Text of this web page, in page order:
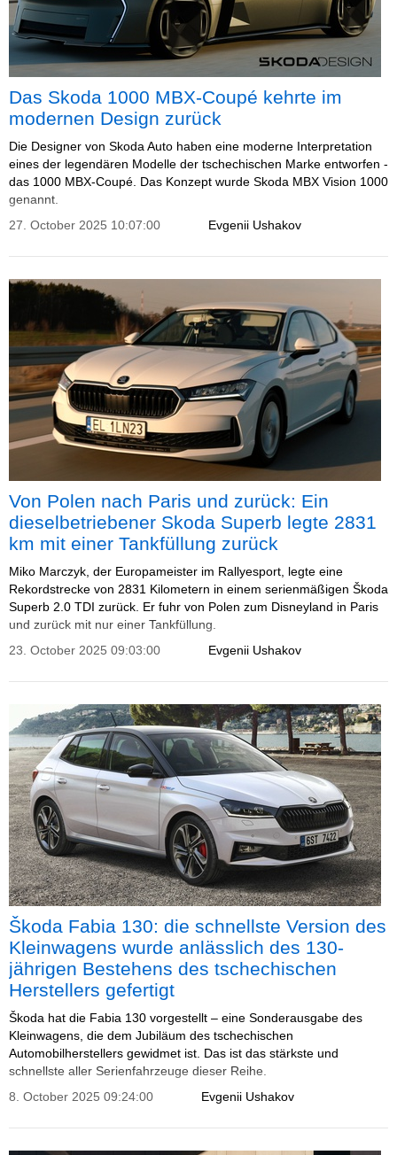
Das Skoda 1000 MBX-Coupé kehrte im
modernen Design zurück
Die Designer von Skoda Auto haben eine moderne Interpretation
eines der legendären Modelle der tschechischen Marke entworfen -
das 1000 MBX-Coupé. Das Konzept wurde Skoda MBX Vision 1000
genannt.
Evgenii Ushakov
27. October 2025 10:07:00
Von Polen nach Paris und zurück: Ein
dieselbetriebener Skoda Superb legte 2831
km mit einer Tankfüllung zurück
Miko Marczyk, der Europameister im Rallyesport, legte eine
Rekordstrecke von 2831 Kilometern in einem serienmäßigen Škoda
Superb 2.0 TDI zurück. Er fuhr von Polen zum Disneyland in Paris
und zurück mit nur einer Tankfüllung.
Evgenii Ushakov
23. October 2025 09:03:00
Škoda Fabia 130: die schnellste Version des
Kleinwagens wurde anlässlich des 130-
jährigen Bestehens des tschechischen
Herstellers gefertigt
Škoda hat die Fabia 130 vorgestellt – eine Sonderausgabe des
Kleinwagens, die dem Jubiläum des tschechischen
Automobilherstellers gewidmet ist. Das ist das stärkste und
schnellste aller Serienfahrzeuge dieser Reihe.
Evgenii Ushakov
8. October 2025 09:24:00